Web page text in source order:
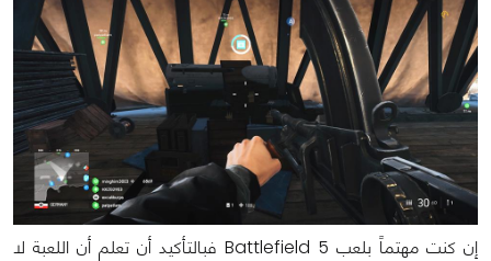
إن كنت مهتماً بلعب Battlefield 5 فبالتأكيد أن تعلم أن اللعبة لا